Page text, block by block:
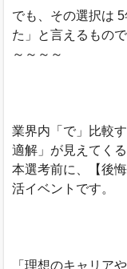
でも、その選択は
た」と言えるもの
～～～～
業界内「で」比較
適解」が見えてくる
本選考前に、【後
活イベントです。
「理想のキャリア